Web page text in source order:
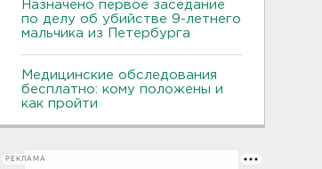
Назначено первое заседание
по делу об убийстве 9-летнего
мальчика из Петербурга
Медицинские обследования
бесплатно: кому положены и
как пройти
РЕКЛАМА